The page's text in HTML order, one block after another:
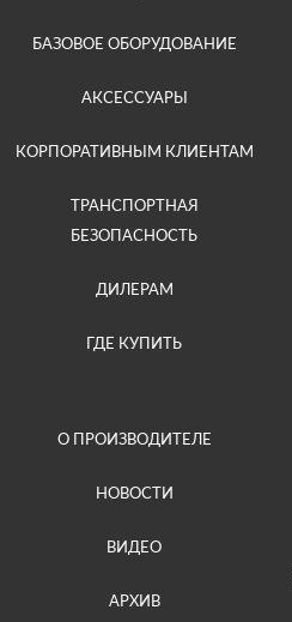
БАЗОВОЕ ОБОРУДОВАНИЕ
АКСЕССУАРЫ
КОРПОРАТИВНЫМ КЛИЕНТАМ
ТРАНСПОРТНАЯ
БЕЗОПАСНОСТЬ
ДИЛЕРАМ
ГДЕ КУПИТЬ
О ПРОИЗВОДИТЕЛЕ
НОВОСТИ
ВИДЕО
АРХИВ